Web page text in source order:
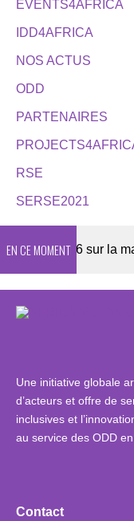
EVENTS4AFRICA
IDD4AFRICA
NOS ACTUS
ODD
PARTENAIRES
RSE
SERSE2021
EN CE MOMENT
2026 sur la
Une initiative globale
d’acteurs et offre de
inclusives et
au service des ODD en
Contact